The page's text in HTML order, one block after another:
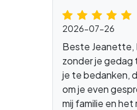
2026-07-26
Beste Jeanette,
zonder je gedag
je te bedanken,
om je even
mij familie en het